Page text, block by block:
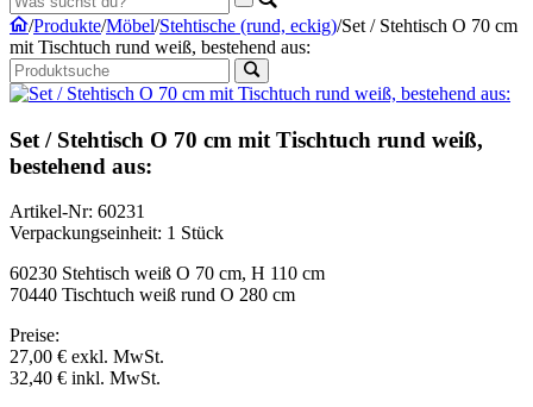
/Produkte/Möbel/Stehtische (rund, eckig)/Set / Stehtisch O 70 cm
mit Tischtuch rund weiß, bestehend aus:
Set / Stehtisch O 70 cm mit Tischtuch rund weiß,
bestehend aus:
Artikel-Nr: 60231
Verpackungseinheit: 1 Stück
60230 Stehtisch weiß O 70 cm, H 110 cm
70440 Tischtuch weiß rund O 280 cm
Preise:
27,00 € exkl. MwSt.
32,40 € inkl. MwSt.